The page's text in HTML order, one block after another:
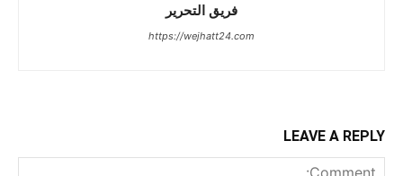
فريق التحرير
https://wejhatt24.com
LEAVE A REPLY